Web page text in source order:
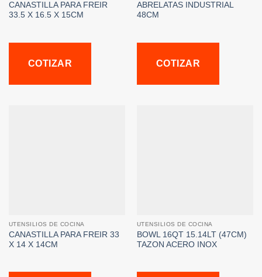
CANASTILLA PARA FREIR
33.5 X 16.5 X 15CM
COTIZAR
ABRELATAS INDUSTRIAL
48CM
COTIZAR
UTENSILIOS DE COCINA
CANASTILLA PARA FREIR 33
X 14 X 14CM
UTENSILIOS DE COCINA
BOWL 16QT 15.14LT (47CM)
TAZON ACERO INOX